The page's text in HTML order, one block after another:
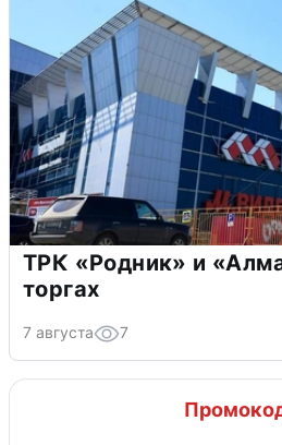
ТРК «Родник» и
торгах
7 августа 7